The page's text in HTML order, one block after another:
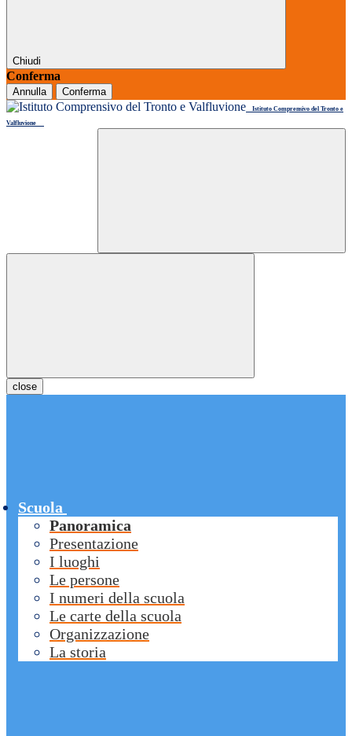
Chiudi
Conferma
Annulla Conferma
Istituto Comprensivo del Tronto e
Valfluvione
close
Scuola
Panoramica
Presentazione
I luoghi
Le persone
I numeri della scuola
Le carte della scuola
Organizzazione
La storia